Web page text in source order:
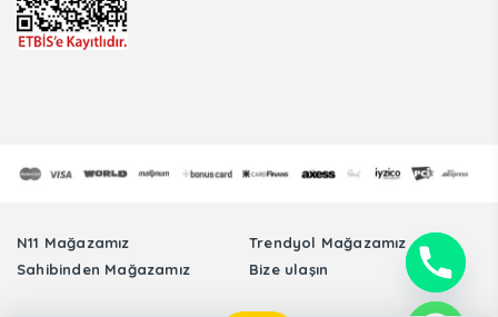
N11 Mağazamız
Trendyol Mağazamız
Sahibinden Mağazamız
Bize ulaşın